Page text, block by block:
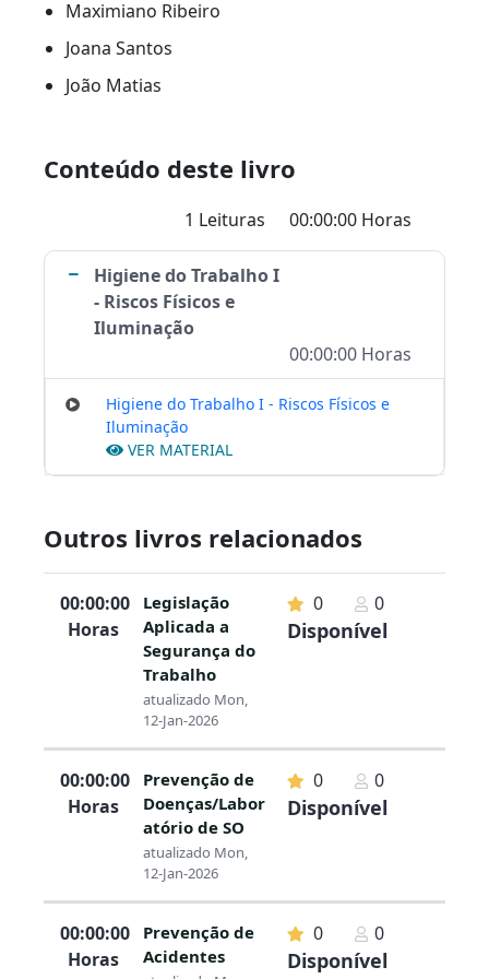
<!----><!----><!----><!----><!----><!---->
<!----><!----><!----><!----><!----><!----><!----><!---->
4. Especificidades do Setor
Hortofrutícola
O guia ensina a lidar com os desafios únicos
desta indústria:
Segurança Alimentar vs. Segurança do
Trabalho:Como garantir que as medidas
de proteção dos trabalhadores (como luvas
ou fardamento) não contaminem os
alimentos.
Ergonomia no Processamento:
adequadas em linhas de escolha e
musculoesqueléticas.
5. Eficiência Energética e
Organizacional
Aprenderá que uma boa gestão de segurança
está ligada à eficiência da empresa:
Manutenção Preventiva:
Sinalização de Segurança:O uso correto
de cores e símbolos para orientar o fluxo de
pessoas e máquinas (empilhadores) no
armazém.
6. Conclusão: Uma Cultura de
Prevenção
Maximiano Ribeiro
Joana Santos
João Matias
Conteúdo deste livro
1 Leituras 00:00:00 Horas
Higiene do Trabalho I
- Riscos Físicos e
Iluminação
00:00:00 Horas
Higiene do Trabalho I - Riscos Físicos e
Iluminação
VER MATERIAL
Outros livros relacionados
00:00:00
Horas
Legislação
Aplicada a
Segurança do
Trabalho
atualizado Mon,
12-Jan-2026
0 0
Disponível
00:00:00
Horas
Prevenção de
Doenças/Labor
atório de SO
atualizado Mon,
12-Jan-2026
0 0
Disponível
00:00:00
Horas
Prevenção de
Acidentes
0 0
Disponível